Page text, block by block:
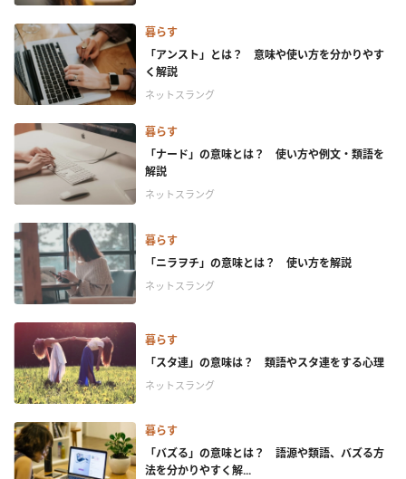
暮らす
「アンスト」とは？ 意味や使い方を分かりやす
く解説
ネットスラング
暮らす
「ナード」の意味とは？ 使い方や例文・類語を
解説
ネットスラング
暮らす
「ニラヲチ」の意味とは？ 使い方を解説
ネットスラング
暮らす
「スタ連」の意味は？ 類語やスタ連をする心理
ネットスラング
暮らす
「バズる」の意味とは？ 語源や類語、バズる方
法を分かりやすく解...